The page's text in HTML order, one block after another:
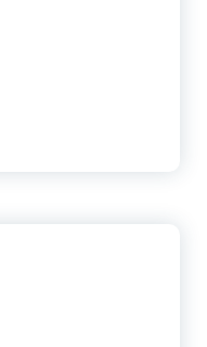
Depan: Peran